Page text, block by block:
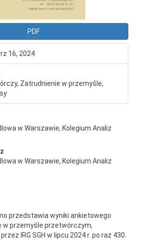
PDF
16, 2024
Zatrudnienie w przemyśle,
w Warszawie, Kolegium Analiz
w Warszawie, Kolegium Analiz
przedstawia wyniki ankietowego
w przemyśle przetwórczym,
IRG SGH w lipcu 2024 r. po raz 430.